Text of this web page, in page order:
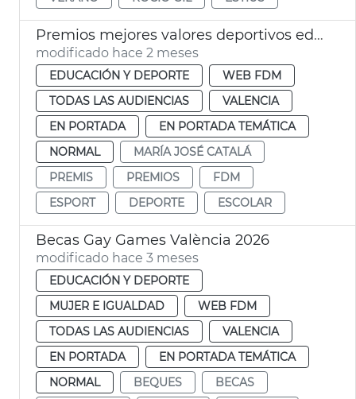
Premios mejores valores deportivos edad escolar València
modificado hace 2 meses
EDUCACIÓN Y DEPORTE
WEB FDM
TODAS LAS AUDIENCIAS
VALENCIA
EN PORTADA
EN PORTADA TEMÁTICA
NORMAL
MARÍA JOSÉ CATALÁ
PREMIS
PREMIOS
FDM
ESPORT
DEPORTE ESCOLAR
Becas Gay Games València 2026
modificado hace 3 meses
EDUCACIÓN Y DEPORTE
MUJER E IGUALDAD
WEB FDM
TODAS LAS AUDIENCIAS
VALENCIA
EN PORTADA
EN PORTADA TEMÁTICA
NORMAL
BEQUES
BECAS